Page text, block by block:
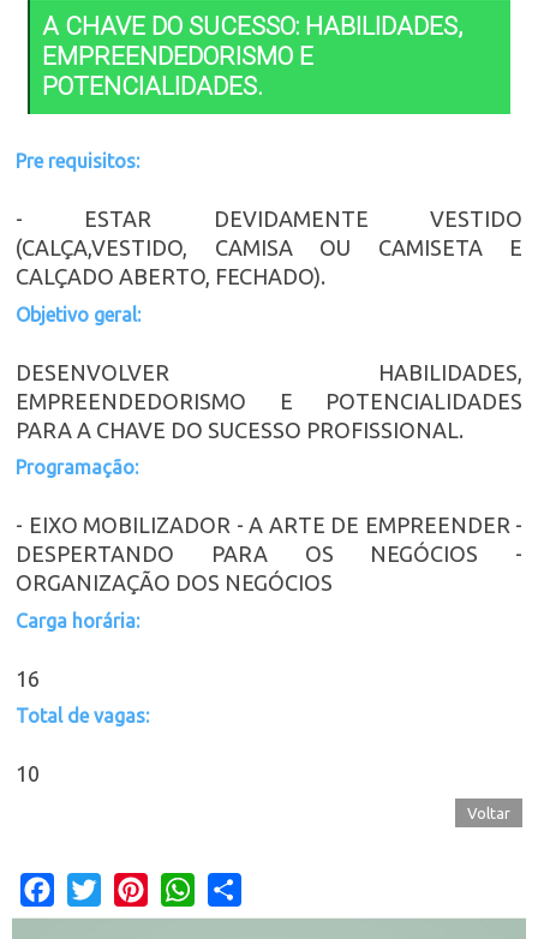
A CHAVE DO SUCESSO: HABILIDADES,
EMPREENDEDORISMO E
POTENCIALIDADES.
Pre requisitos:
- ESTAR DEVIDAMENTE VESTIDO
(CALÇA,VESTIDO, CAMISA OU CAMISETA E
CALÇADO ABERTO, FECHADO).
Objetivo geral:
DESENVOLVER HABILIDADES,
EMPREENDEDORISMO E POTENCIALIDADES
PARA A CHAVE DO SUCESSO PROFISSIONAL.
Programação:
- EIXO MOBILIZADOR - A ARTE DE EMPREENDER -
DESPERTANDO PARA OS NEGÓCIOS -
ORGANIZAÇÃO DOS NEGÓCIOS
Carga horária:
16
Total de vagas:
10
Voltar
Facebook
Twitter PinterestWhatsApp